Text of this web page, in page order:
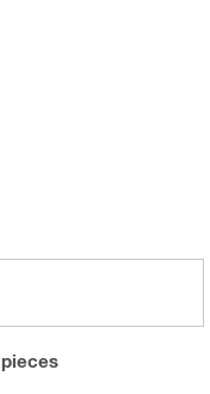
pieces